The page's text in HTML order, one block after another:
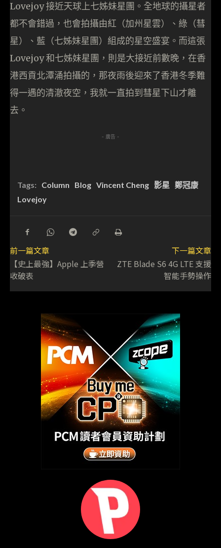
Lovejoy 接近天球上七姊妹星團。全地球的攝星者
都不會錯過，也會拍攝由紅（加州星雲）、綠（彗
星）、藍（七姊妹星團）組成的星空盛宴。而這張
Lovejoy 和七姊妹星團，則是大接近前數晚，在香
港西貢北潭涌拍攝的，那夜雨後迎來了香港冬季難
得一遇的清澈夜空，我就一直拍到彗星下山才離
去。
- 廣告 -
Tags: Column Blog Vincent Cheng 影星 鄭冠康
Lovejoy
前一篇文章
【史上最強】Apple 上季營
收破表
下一篇文章
ZTE Blade S6 4G LTE 支援
智能手勢操作